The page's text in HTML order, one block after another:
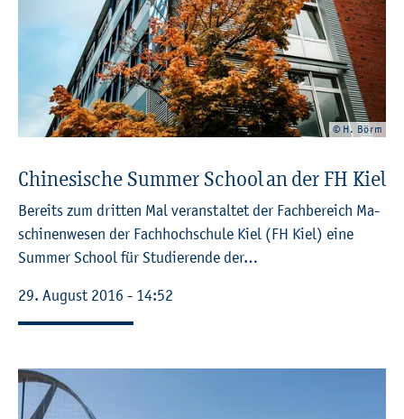
© H. Börm
Chi­ne­si­sche Sum­mer School an der FH Kiel
Be­reits zum drit­ten Mal ver­an­stal­tet der Fach­be­reich Ma­
schi­nen­we­sen der Fach­hoch­schu­le Kiel (FH Kiel) eine
Sum­mer School für Stu­die­ren­de der…
29. Au­gust 2016 - 14:52